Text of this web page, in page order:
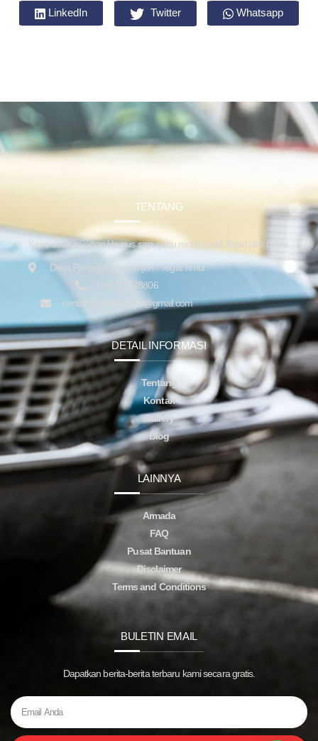
LinkedIn Twitter Whatsapp
TENTANG
Kami sedia layanan khusus saja, yaitu rental mobil Tegal plus driver.
Desa Panggung Kepanjen - Tegal Timur
082323878806
rentalmobiltegalsupir@gmail.com
DETAIL INFORMASI
Tentang
Kontak
Gallery
Blog
LAINNYA
Armada
FAQ
Pusat Bantuan
Disclaimer
Terms and Conditions
BULETIN EMAIL
Dapatkan berita-berita terbaru kami secara gratis.